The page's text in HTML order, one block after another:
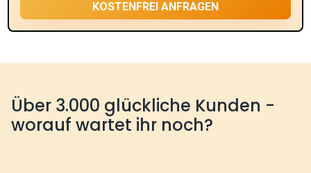
Über 3.000 glückliche Kunden -
worauf wartet ihr noch?